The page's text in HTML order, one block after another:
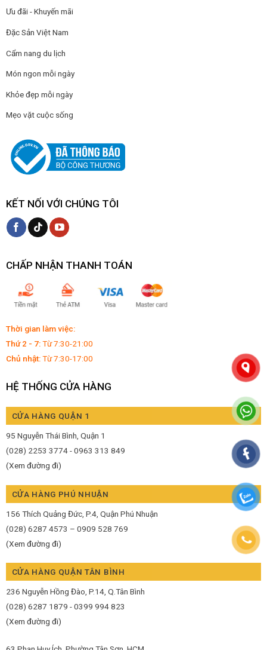
Ưu đãi - Khuyến mãi
Đặc Sản Việt Nam
Cẩm nang du lịch
Món ngon mỗi ngày
Khỏe đẹp mỗi ngày
Mẹo vặt cuộc sống
KẾT NỐI VỚI CHÚNG TÔI
CHẤP NHẬN THANH TOÁN
Thời gian làm việc:
Thứ 2 - 7:Từ 7:30-21:00
Chủ nhật:Từ 7:30-17:00
HỆ THỐNG CỬA HÀNG
CỬA HÀNG QUẬN 1
95 Nguyễn Thái Bình, Quận 1
(028) 2253 3774 - 0963 313 849
(Xem đường đi)
CỬA HÀNG PHÚ NHUẬN
156 Thích Quảng Đức, P.4, Quận Phú Nhuận
(028) 6287 4573 – 0909 528 769
(Xem đường đi)
CỬA HÀNG QUẬN TÂN BÌNH
236 Nguyễn Hồng Đào, P.14, Q.Tân Bình
(028) 6287 1879 - 0399 994 823
(Xem đường đi)